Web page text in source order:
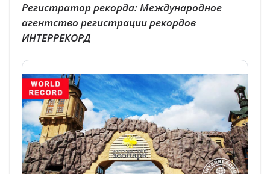
Регистратор рекорда: Международное
агентство регистрации рекордов
ИНТЕРРЕКОРД